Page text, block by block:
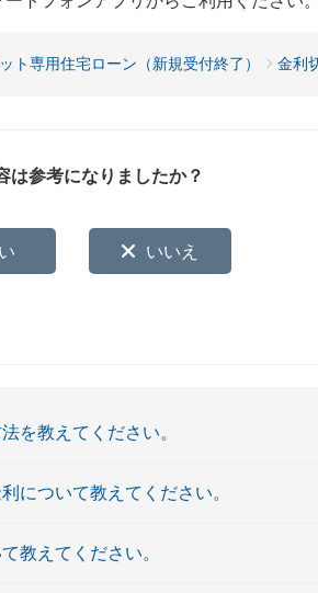
ト専用住宅ローン（新規受付終了） 金利
は参考になりましたか？
いいえ
を教えてください。
について教えてください。
教えてください。